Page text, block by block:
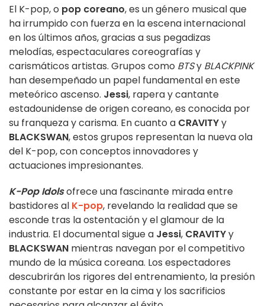
El K-pop, o pop coreano, es un género musical que
ha irrumpido con fuerza en la escena internacional
en los últimos años, gracias a sus pegadizas
melodías, espectaculares coreografías y
carismáticos artistas. Grupos como BTSy BLACKPINK
han desempeñado un papel fundamental en este
meteórico ascenso. Jessi, rapera y cantante
estadounidense de origen coreano, es conocida por
su franqueza y carisma. En cuanto a CRAVITYy
BLACKSWAN, estos grupos representan la nueva ola
del K-pop, con conceptos innovadores y
actuaciones impresionantes.
K-Pop Idolsofrece una fascinante mirada entre
bastidores al K-pop, revelando la realidad que se
esconde tras la ostentación y el glamour de la
industria. El documental sigue a Jessi, CRAVITYy
BLACKSWAN mientras navegan por el competitivo
mundo de la música coreana. Los espectadores
descubrirán los rigores del entrenamiento, la presión
constante por estar en la cima y los sacrificios